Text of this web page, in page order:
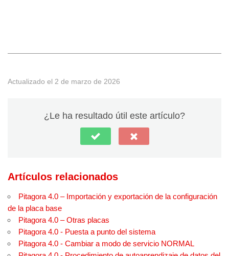
Actualizado el 2 de marzo de 2026
¿Le ha resultado útil este artículo?
Artículos relacionados
Pitagora 4.0 – Importación y exportación de la configuración
de la placa base
Pitagora 4.0 – Otras placas
Pitagora 4.0 - Puesta a punto del sistema
Pitagora 4.0 - Cambiar a modo de servicio NORMAL